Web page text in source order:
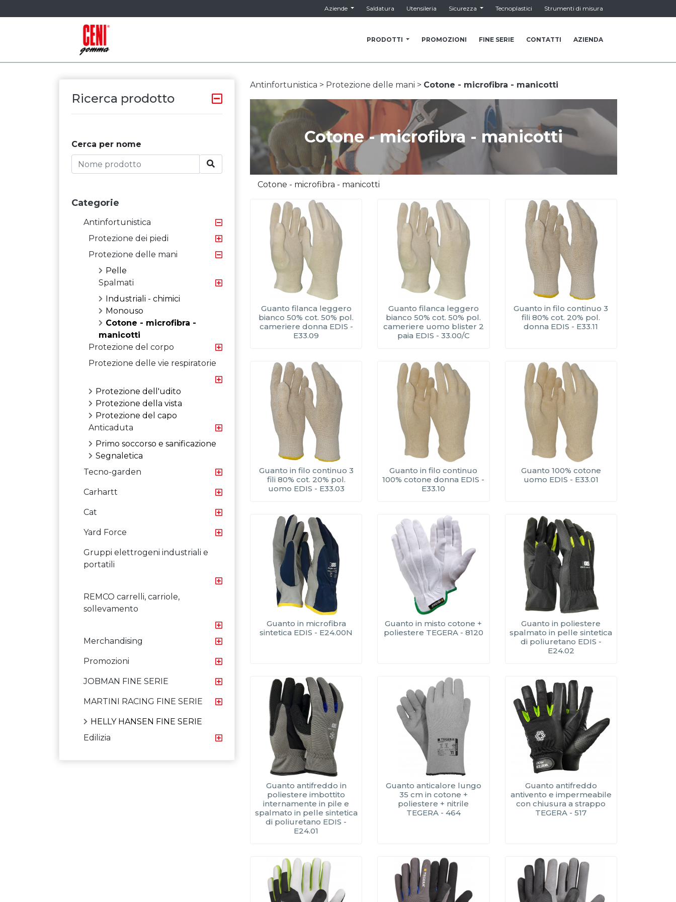
Aziende Saldatura Utensileria Sicurezza Tecnoplastici Strumenti di misura
PRODOTTI PROMOZIONI FINE SERIE CONTATTI AZIENDA
Ricerca prodotto
Cerca per nome
Categorie
Antinfortunistica
Protezione dei piedi
Protezione delle mani
Pelle
Spalmati
Industriali - chimici
Monouso
Cotone - microfibra -
manicotti
Protezione del corpo
Protezione delle vie respiratorie
Protezione dell'udito
Protezione della vista
Protezione del capo
Anticaduta
Primo soccorso e sanificazione
Segnaletica
Tecno-garden
Carhartt
Cat
Yard Force
Gruppi elettrogeni industriali e
portatili
REMCO carrelli, carriole,
sollevamento
Merchandising
Promozioni
JOBMAN FINE SERIE
MARTINI RACING FINE SERIE
HELLY HANSEN FINE SERIE
Edilizia
Antinfortunistica > Protezione delle mani > Cotone - microfibra - manicotti
Cotone - microfibra - manicotti
Cotone - microfibra - manicotti
Guanto filanca leggero
bianco 50% cot. 50% pol.
cameriere donna EDIS -
E33.09
Guanto filanca leggero
bianco 50% cot. 50% pol.
cameriere uomo blister 2
paia EDIS - 33.00/C
Guanto in filo continuo 3
fili 80% cot. 20% pol.
donna EDIS - E33.11
Guanto in filo continuo 3
fili 80% cot. 20% pol.
uomo EDIS - E33.03
Guanto in filo continuo
100% cotone donna EDIS -
E33.10
Guanto 100% cotone
uomo EDIS - E33.01
Guanto in microfibra
sintetica EDIS - E24.00N
Guanto in misto cotone +
poliestere TEGERA - 8120
Guanto in poliestere
spalmato in pelle sintetica
di poliuretano EDIS -
E24.02
Guanto antifreddo in
poliestere imbottito
internamente in pile e
spalmato in pelle sintetica
di poliuretano EDIS -
E24.01
Guanto anticalore lungo
35 cm in cotone +
poliestere + nitrile
TEGERA - 464
Guanto antifreddo
antivento e impermeabile
con chiusura a strappo
TEGERA - 517